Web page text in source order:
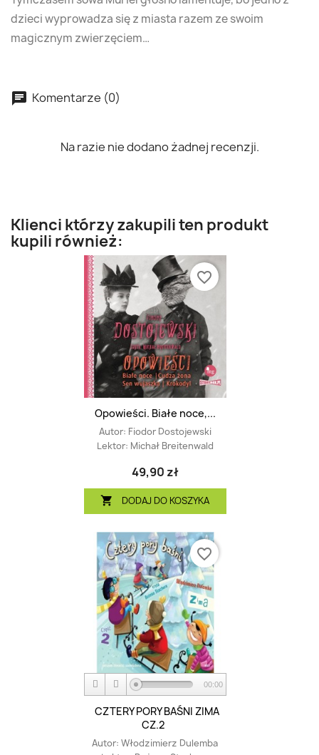
dzieci wyprowadza się z miasta razem ze swoim
magicznym zwierzęciem…
Komentarze (0)
Na razie nie dodano żadnej recenzji.
Klienci którzy zakupili ten produkt
kupili również:
Opowieści. Białe noce,...
Autor: Fiodor Dostojewski
Lektor: Michał Breitenwald
49,90 zł
 DODAJ DO KOSZYKA
favorite_border
00:00
CZTERY PORY BAŚNI ZIMA
CZ.2
Autor: Włodzimierz Dulemba
favorite_border